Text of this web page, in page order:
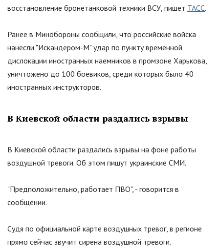
восстановление бронетанковой техники ВСУ, пишет ТАСС.
Ранее в Минобороны сообщили, что российские войска
нанесли "Искандером-М"удар по пункту временной
дислокации иностранных наемников в промзоне Харькова,
уничтожено до 100 боевиков, среди которых было 40
иностранных инструкторов.
В Киевской области раздались взрывы
В Киевской области раздались взрывы на фоне работы
воздушной тревоги. Об этом пишут украинские СМИ.
"Предположительно, работает ПВО", - говорится в
сообщении.
Судя по официальной карте воздушных тревог, в регионе
прямо сейчас звучит сирена воздушной тревоги.